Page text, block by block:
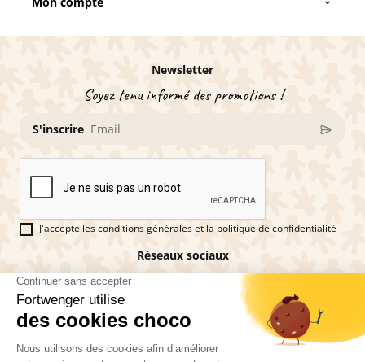
Newsletter
Soyez tenu informé des promotions !
S'inscrire
J'accepte les conditions générales et la politique de confidentialité
Réseaux sociaux
Vous êtes fan de pains d'épices ?